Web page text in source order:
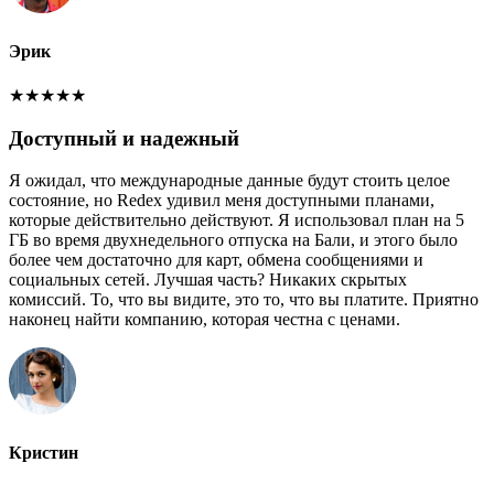
Эрик
★★★★★
Доступный и надежный
Я ожидал, что международные данные будут стоить целое
состояние, но Redex удивил меня доступными планами,
которые действительно действуют. Я использовал план на 5
ГБ во время двухнедельного отпуска на Бали, и этого было
более чем достаточно для карт, обмена сообщениями и
социальных сетей. Лучшая часть? Никаких скрытых
комиссий. То, что вы видите, это то, что вы платите. Приятно
наконец найти компанию, которая честна с ценами.
Кристин